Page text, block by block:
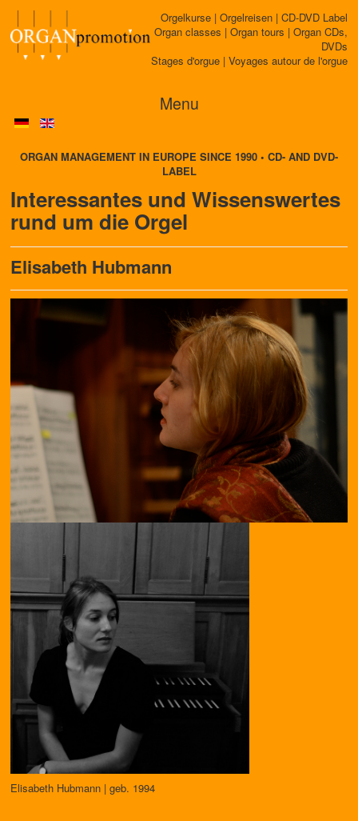
Orgelkurse | Orgelreisen | CD-DVD Label
Organ classes | Organ tours | Organ CDs,
DVDs
Stages d'orgue | Voyages autour de l'orgue
Menu
ORGAN MANAGEMENT IN EUROPE SINCE 1990 • CD- AND DVD-
LABEL
Interessantes und Wissenswertes
rund um die Orgel
Elisabeth Hubmann
Elisabeth Hubmann | geb. 1994